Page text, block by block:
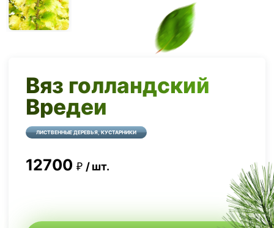
Вяз голландский
Вредеи
ЛИСТВЕННЫЕ ДЕРЕВЬЯ, КУСТАРНИКИ
12700 шт.